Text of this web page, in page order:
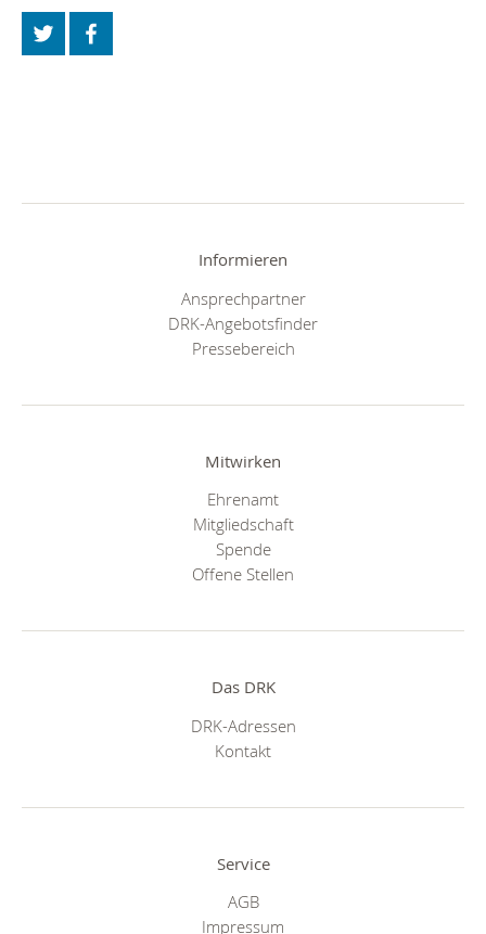
Informieren
Ansprechpartner
DRK-Angebotsfinder
Pressebereich
Mitwirken
Ehrenamt
Mitgliedschaft
Spende
Offene Stellen
Das DRK
DRK-Adressen
Kontakt
Service
AGB
Impressum